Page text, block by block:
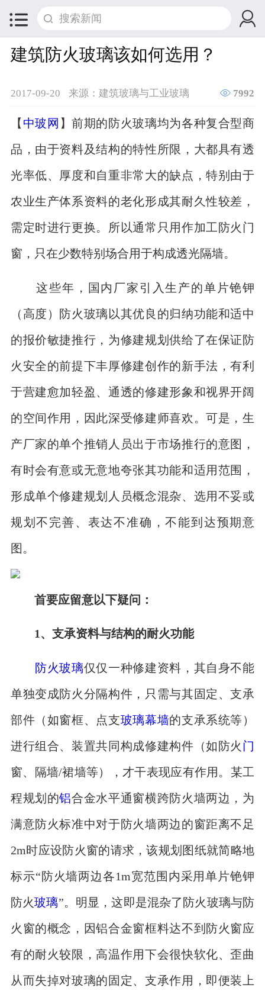
 
建筑防火玻璃该如何选用？
2017-09-20 来源：建筑玻璃与工业玻璃  7992
【 中玻网 】前期的防火玻璃均为各种复合型商
品，由于资料及结构的特性所限，大都具有透
光率低、厚度和自重非常大的缺点，特别由于
农业生产体系资料的老化形成其耐久性较差，
需定时进行更换。所以通常只用作加工防火门
窗，只在少数特别场合用于构成透光隔墙。
这些年，国内厂家引入生产的单片铯钾
（高度）防火玻璃以其优良的归纳功能和适中
的报价敏捷推行，为修建规划供给了在保证防
火安全的前提下丰厚修建创作的新手法，有利
于营建愈加轻盈、通透的修建形象和视界开阔
的空间作用，因此深受修建师喜欢。可是，生
产厂家的单个推销人员出于市场推行的意图，
有时会有意或无意地夸张其功能和适用范围，
形成单个修建规划人员概念混杂、选用不妥或
规划不完善、表达不准确，不能到达预期意
图。
首要应留意以下疑问：
1、支承资料与结构的耐火功能
防火玻璃仅仅一种修建资料，其自身不能
单独变成防火分隔构件，只需与其固定、支承
部件（如窗框、点支玻璃幕墙的支承系统等）
进行组合、装置共同构成修建构件（如防火 门
窗、隔墙/裙墙等），才干表现应有作用。某工
程规划的铝合金水平通窗横跨防火墙两边，为
满意防火标准中对于防火墙两边的窗距离不足
2m时应设防火窗的请求，该规划图纸就简略地
标示“防火墙两边各1m宽范围内采用单片铯钾
防火玻璃”。明显，这即是混杂了防火玻璃与防
火窗的概念，因铝合金窗框料达不到防火窗应
有的耐火较限，高温作用下会很快软化、歪曲
从而失掉对玻璃的固定、支承作用，即便装上